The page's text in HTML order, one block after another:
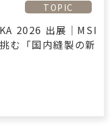
TOPIC
2026 出展｜MSI
む「国内縫製の新